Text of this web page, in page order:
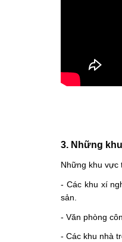
3. Những
Những khu
- Các khu xí
sản.
- Văn phòng
- Các khu nhà